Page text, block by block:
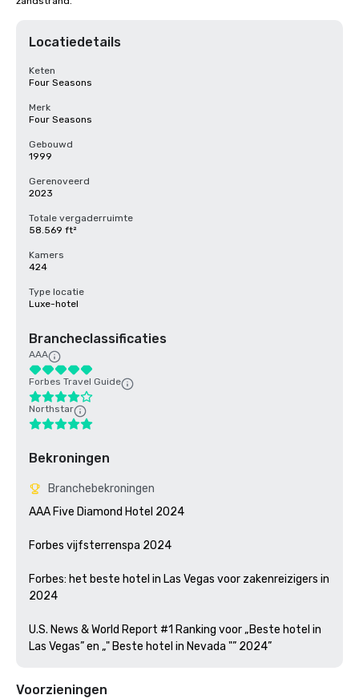
Locatiedetails
Keten
Four Seasons
Merk
Four Seasons
Gebouwd
1999
Gerenoveerd
2023
Totale vergaderruimte
58.569 ft²
Kamers
424
Type locatie
Luxe-hotel
Brancheclassificaties
AAA
Forbes Travel Guide
Northstar
Bekroningen
Branchebekroningen
AAA Five Diamond Hotel 2024
Forbes vijfsterrenspa 2024
Forbes: het beste hotel in Las Vegas voor zakenreizigers in
2024
U.S. News & World Report #1 Ranking voor „Beste hotel in
Las Vegas” en „" Beste hotel in Nevada "” 2024”
Voorzieningen